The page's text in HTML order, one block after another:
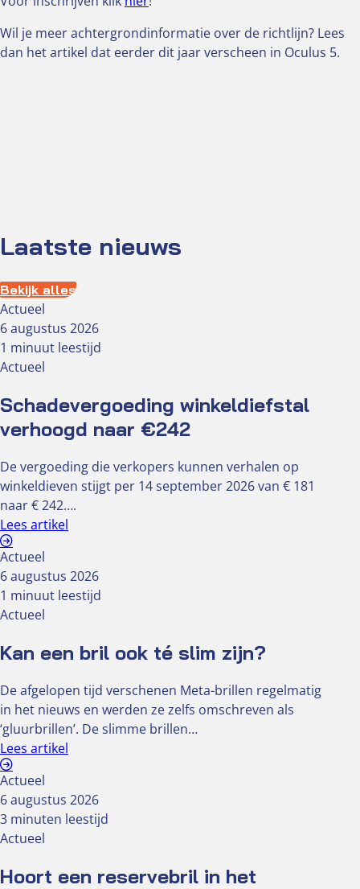
Wil je meer achtergrondinformatie over de richtlijn? Lees
dan het artikel dat eerder dit jaar verscheen in Oculus 5.
Laatste nieuws
Bekijk alles
Actueel
6 augustus 2026
1 minuut leestijd
Actueel
Schadevergoeding winkeldiefstal
verhoogd naar €242
De vergoeding die verkopers kunnen verhalen op
winkeldieven stijgt per 14 september 2026 van € 181
naar € 242….
Lees artikel
Actueel
6 augustus 2026
1 minuut leestijd
Actueel
Kan een bril ook té slim zijn?
De afgelopen tijd verschenen Meta-brillen regelmatig
in het nieuws en werden ze zelfs omschreven als
‘gluurbrillen’. De slimme brillen…
Lees artikel
Actueel
6 augustus 2026
3 minuten leestijd
Actueel
Hoort een reservebril in het